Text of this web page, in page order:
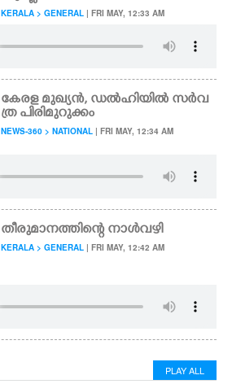
KERALA > GENERAL | FRI MAY, 12:33 AM
കേരള മുഖ്യൻ,​ ഡൽഹിയിൽ സർവ
ത്ര പിരിമുറുക്കം
NEWS-360 > NATIONAL | FRI MAY, 12:34 AM
തീരുമാനത്തിന്റെ നാൾവഴി
KERALA > GENERAL | FRI MAY, 12:42 AM
PLAY ALL